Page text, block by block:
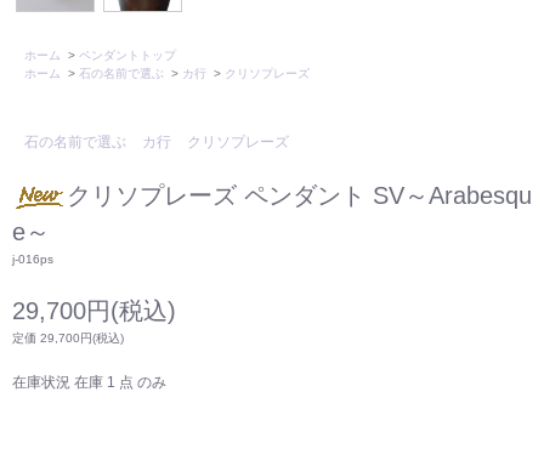
ホーム > ペンダントトップ
ホーム
> 石の名前で選ぶ > カ行 > クリソプレーズ
石の名前で選ぶ カ行 クリソプレーズ
クリソプレーズ ペンダント SV～Arabesqu
e～
j-016ps
29,700円(税込)
定価 29,700円(税込)
在庫状況 在庫 1 点 のみ